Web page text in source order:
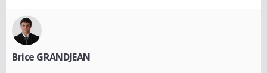
Brice GRANDJEAN